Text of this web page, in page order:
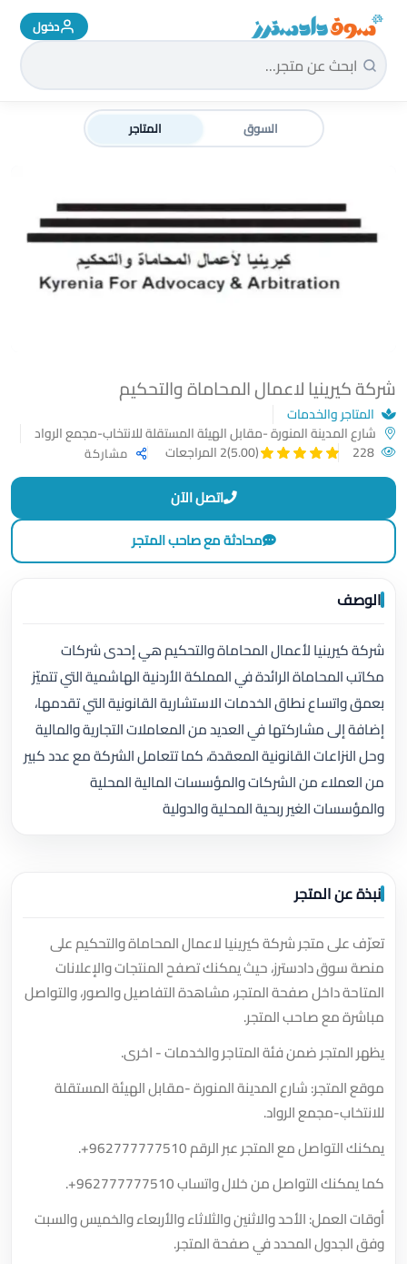
سوق دادسترز الرئيسية دخول
السوق المتاجر
شركة كيرينيا لاعمال المحاماة والتحكيم
المتاجر والخدمات
شارع المدينة المنورة -مقابل الهيئة المستقلة للانتخاب-مجمع الرواد
(5.00) 2 المراجعات مشاركة
اتصل الآن
محادثة مع صاحب المتجر
الوصف
شركة كيرينيا لأعمال المحاماة والتحكيم هي إحدى شركات
مكاتب المحاماة الرائدة في المملكة الأردنية الهاشمية التي تتميّز
بعمق واتساع نطاق الخدمات الاستشارية القانونية التي تقدمها،
إضافة إلى مشاركتها في العديد من المعاملات التجارية والمالية
وحل النزاعات القانونية المعقدة، كما تتعامل الشركة مع عدد كبير
من العملاء من الشركات والمؤسسات المالية المحلية
والمؤسسات الغير ربحية المحلية والدولية
نبذة عن المتجر
تعرّف على متجر شركة كيرينيا لاعمال المحاماة والتحكيم على
منصة سوق دادسترز، حيث يمكنك تصفح المنتجات والإعلانات
المتاحة داخل صفحة المتجر، مشاهدة التفاصيل والصور، والتواصل
مباشرة مع صاحب المتجر.
يظهر المتجر ضمن فئة المتاجر والخدمات - اخرى.
موقع المتجر: شارع المدينة المنورة -مقابل الهيئة المستقلة
للانتخاب-مجمع الرواد.
يمكنك التواصل مع المتجر عبر الرقم+962777777510
.
كما يمكنك التواصل من خلال واتساب+962777777510
.
أوقات العمل: الأحد والاثنين والثلاثاء والأربعاء والخميس والسبت
وفق الجدول المحدد في صفحة المتجر.